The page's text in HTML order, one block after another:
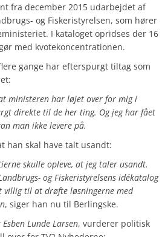
fra december 2015 udarbejdet af
og Fiskeristyrelsen, som hører
I kataloget opridses der 16
med kvotekoncentrationen.
gange har efterspurgt tiltag som
ministeren har løjet over for mig i
direkte til de her ting. Og jeg har fået
man ikke levere på.
han skal have talt usandt:
skulle opleve, at jeg taler usandt.
og Fiskeristyrelsens idékatalog
villig til at drøfte løsningerne med
, siger han nu til Berlingske.
Lunde Larsen, vurderer politisk